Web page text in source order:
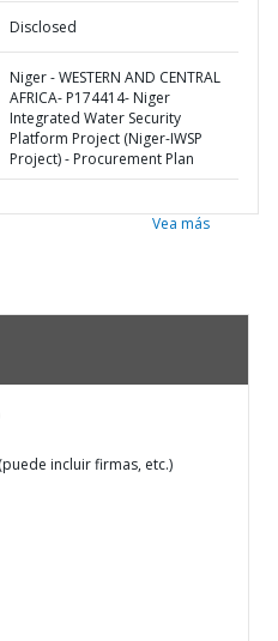
Disclosed
Niger - WESTERN AND CENTRAL
AFRICA- P174414- Niger
Integrated Water Security
Platform Project (Niger-IWSP
Project) - Procurement Plan
Vea más
incluir firmas, etc.)